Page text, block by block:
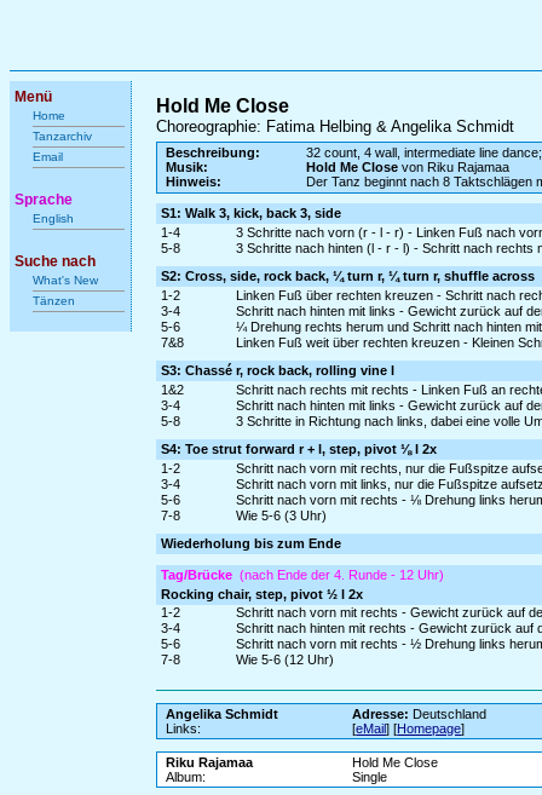
Menü
Home
Tanzarchiv
Email
Sprache
English
Suche nach
What's New
Tänzen
Hold Me Close
Choreographie: Fatima Helbing & Angelika Schmidt
Beschreibung:
32 count, 4 wall, intermediate line
Musik:
Hold Me Closevon Riku Rajamaa
Hinweis:
Der Tanz beginnt nach 8 Taktschlägen
S1: Walk 3, kick, back 3, side
1-4
3 Schritte nach vorn (r - l - r) - Linken Fuß nach
5-8
3 Schritte nach hinten (l - r - l) - Schritt nach rechts
S2: Cross, side, rock back, ¼ turn r, ¼ turn r, shuffle across
1-2
Linken Fuß über rechten kreuzen - Schritt nach
3-4
Schritt nach hinten mit links - Gewicht zurück auf
5-6
¼ Drehung rechts herum und Schritt nach hinten
7&8
Linken Fuß weit über rechten kreuzen - Kleinen
S3: Chassé r, rock back, rolling vine l
1&2
Schritt nach rechts mit rechts - Linken Fuß an
3-4
Schritt nach hinten mit links - Gewicht zurück auf
5-8
3 Schritte in Richtung nach links, dabei eine volle
S4: Toe strut forward r + l, step, pivot ⅛ l 2x
1-2
Schritt nach vorn mit rechts, nur die Fußspitze
3-4
Schritt nach vorn mit links, nur die Fußspitze
5-6
Schritt nach vorn mit rechts - ⅛ Drehung links
7-8
Wie 5-6 (3 Uhr)
Wiederholung bis zum Ende
Tag/Brücke (nach Ende der 4. Runde - 12 Uhr)
Rocking chair, step, pivot ½ l 2x
1-2
Schritt nach vorn mit rechts - Gewicht zurück auf
3-4
Schritt nach hinten mit rechts - Gewicht zurück auf
5-6
Schritt nach vorn mit rechts - ½ Drehung links
7-8
Wie 5-6 (12 Uhr)
Angelika Schmidt Adresse: Deutschland
Links:
[eMail] [Homepage]
Riku Rajamaa
Hold Me Close
Album:
Single